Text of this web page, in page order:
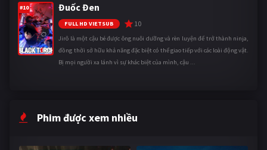
#10 Đuốc Đen
FULL HD VIETSUB 10
Jirô là một cậu bé được ông nuôi dưỡng và rèn luyện để trở thành ninja,
đồng thời sở hữu khả năng đặc biệt có thể giao tiếp với các loài động vật.
Bị mọi người xa lánh vì sự khác biệt của mình, cậu ...
Phim được xem nhiều